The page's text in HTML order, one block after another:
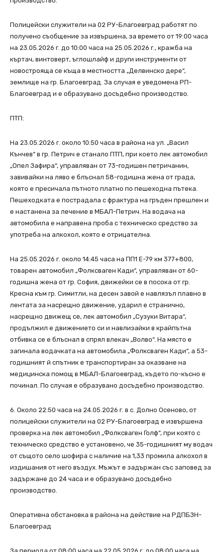
Полицейски служители на 02 РУ-Благоевград работят по
получено съобщение за извършена, за времето от 19:00 часа
на 23.05.2026 г. до 10:00 часа на 25.05.2026 г., кражба на
къртач, винтоверт, ъглошлайф и други инструменти от
новострояща се къща в местността „Делвинско дере“,
землище на гр. Благоевград. За случая е уведомена РП-
Благоевград и е образувано досъдебно производство.
ПТП:
На 23.05.2026 г. около 10:50 часа в района на ул. „Васил
Кънчев“ в гр. Петрич е станало ПТП, при което лек автомобил
„Опел Зафира“, управляван от 73-годишен петричанин,
завивайки на ляво е блъснал 58-годишна жена от града,
която е пресичала пътното платно по пешеходна пътека.
Пешеходката е пострадала с фрактура на гръден прешлен и
е настанена за лечение в МБАЛ-Петрич. На водача на
автомобила е направена проба с техническо средство за
употреба на алкохол, която е отрицателна.
На 25.05.2026 г. около 14:45 часа на ПП1 Е-79 км 377+800,
товарен автомобил „Фолксваген Кади“, управляван от 60-
годишна жена от гр. София, движейки се в посока от гр.
Кресна към гр. Симитли, на десен завой е навлязъл плавно в
лентата за насрещно движение, ударил е странично,
насрещно движещ се, лек автомобил „Сузуки Витара“,
продължил е движението си и навлизайки в крайпътна
отбивка се е блъснал в спрял влекач „Волво“. На място е
загинала водачката на автомобила „Фолксваген Кади“, а 53-
годишният й спътник е транспортиран за оказване на
медицинска помощ в МБАЛ-Благоевград, където по-късно е
починал. По случая е образувано досъдебно производство.
6. Около 22:50 часа на 24.05.2026 г. в с. Долно Осеново, от
полицейски служители на 02 РУ-Благоевград е извършена
проверка на лек автомобил „Фолксваген Голф“, при която с
техническо средство е установено, че 35-годишният му водач
от същото село шофира с наличие на 1,33 промила алкохол в
издишания от него въздух. Мъжът е задържан със заповед за
задържане до 24 часа и е образувано досъдебно
производство.
Оперативна обстановка в района на действие на РДПБЗН-
Благоевград
За периода от 08:00 часа на 22.05.2026 г. до 08:00 часа на